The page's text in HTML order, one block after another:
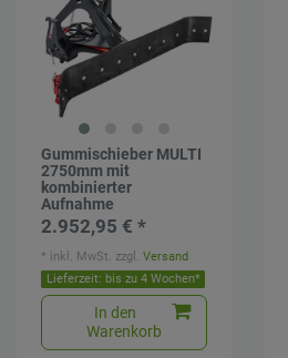
Gummischieber MULTI
2750mm mit
kombinierter
Aufnahme
2.952,95 € *
Lieferzeit: bis zu 4 Wochen*
In den
Warenkorb
* inkl. MwSt. zzgl.Versand